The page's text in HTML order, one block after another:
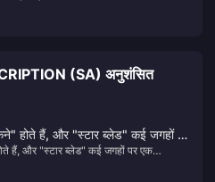
(SA) अनुशंसित
होते हैं, और "स्टार ब्लेड" कई जगहों पर
है हैं, और "स्टार ब्लेड" कई जगहों पर एक